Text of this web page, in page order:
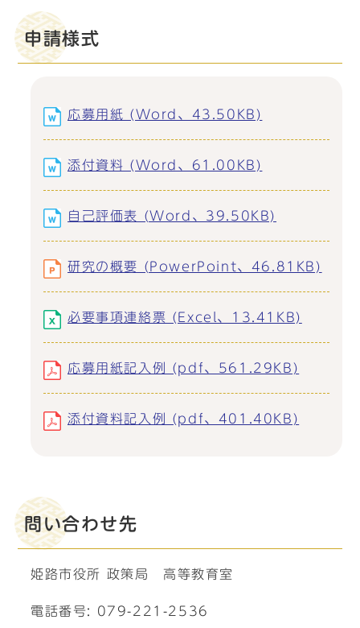
申請様式
応募用紙 (Word、43.50KB)
添付資料 (Word、61.00KB)
自己評価表 (Word、39.50KB)
研究の概要 (PowerPoint、46.81KB)
必要事項連絡票 (Excel、13.41KB)
応募用紙記入例 (pdf、561.29KB)
添付資料記入例 (pdf、401.40KB)
問い合わせ先
姫路市役所 政策局 高等教育室
電話番号: 079-221-2536